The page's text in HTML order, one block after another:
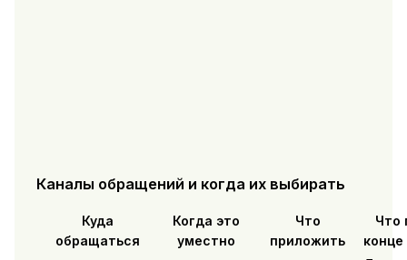
Каналы обращений и когда их выбирать
Куда
обращаться
Когда это
уместно
Что
приложить
Что